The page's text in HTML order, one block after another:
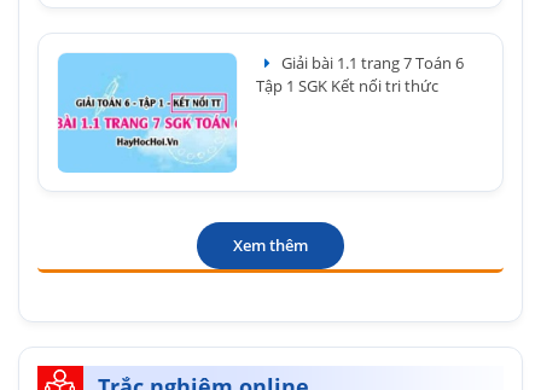
Giải bài 1.1 trang 7 Toán 6
Tập 1 SGK Kết nối tri thức
Xem thêm